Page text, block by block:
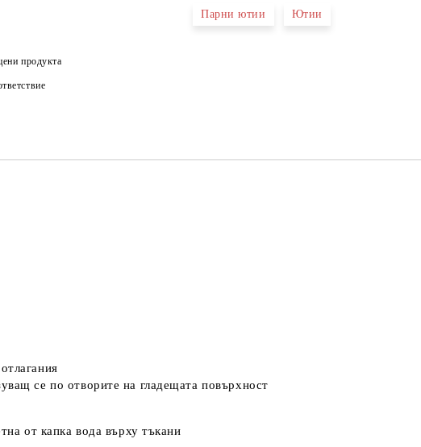
Парни ютии Ютии
продукта
се по отворите на гладещата повърхност
от капка вода върху тъкани